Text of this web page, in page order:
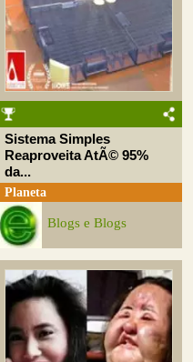
Sistema Simples
Reaproveita AtÃ© 95%
da...
Planeta
Blogs e Blogs